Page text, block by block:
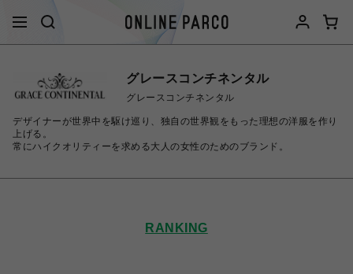
グレースコンチネンタル
グレースコンチネンタル
デザイナーが世界中を駆け巡り、独自の世界観をもった理想の洋服を作り
上げる。
常にハイクオリティーを求める大人の女性のためのブランド。
RANKING